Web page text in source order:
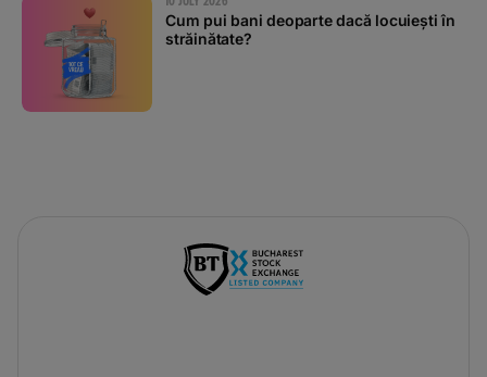
Cum pui bani deoparte dacă locuiești în
străinătate?